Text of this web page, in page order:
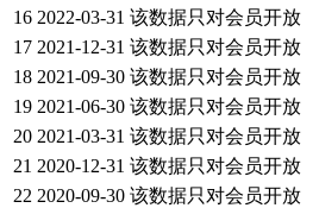
16 2022-03-31 该数据只对会员开放
17 2021-12-31 该数据只对会员开放
18 2021-09-30 该数据只对会员开放
19 2021-06-30 该数据只对会员开放
20 2021-03-31 该数据只对会员开放
21 2020-12-31 该数据只对会员开放
22 2020-09-30 该数据只对会员开放